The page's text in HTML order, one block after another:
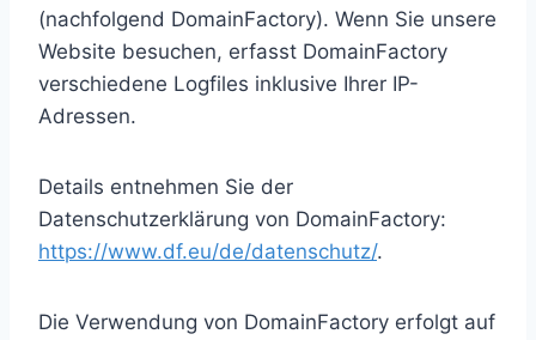
(nachfolgend DomainFactory). Wenn Sie unsere
Website besuchen, erfasst DomainFactory
verschiedene Logfiles inklusive Ihrer IP-
Adressen.
Details entnehmen Sie der
Datenschutzerklärung von DomainFactory:
https://www.df.eu/de/datenschutz/.
Die Verwendung von DomainFactory erfolgt auf